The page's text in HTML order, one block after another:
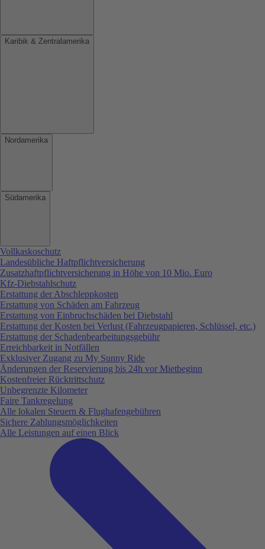
Karibik & Zentralamerika
Nordamerika
Südamerika
Vollkaskoschutz
Landesübliche Haftpflichtversicherung
Zusatzhaftpflichtversicherung in Höhe von 10 Mio. Euro
Kfz-Diebstahlschutz
Erstattung der Abschleppkosten
Erstattung von Schäden am Fahrzeug
Erstattung von Einbruchschäden bei Diebstahl
Erstattung der Kosten bei Verlust (Fahrzeugpapieren, Schlüssel, etc.)
Erstattung der Schadenbearbeitungsgebühr
Erreichbarkeit in Notfällen
Exklusiver Zugang zu My Sunny Ride
Änderungen der Reservierung bis 24h vor Mietbeginn
Kostenfreier Rücktrittschutz
Unbegrenzte Kilometer
Faire Tankregelung
Alle lokalen Steuern & Flughafengebühren
Sichere Zahlungsmöglichkeiten
Alle Leistungen auf einen Blick